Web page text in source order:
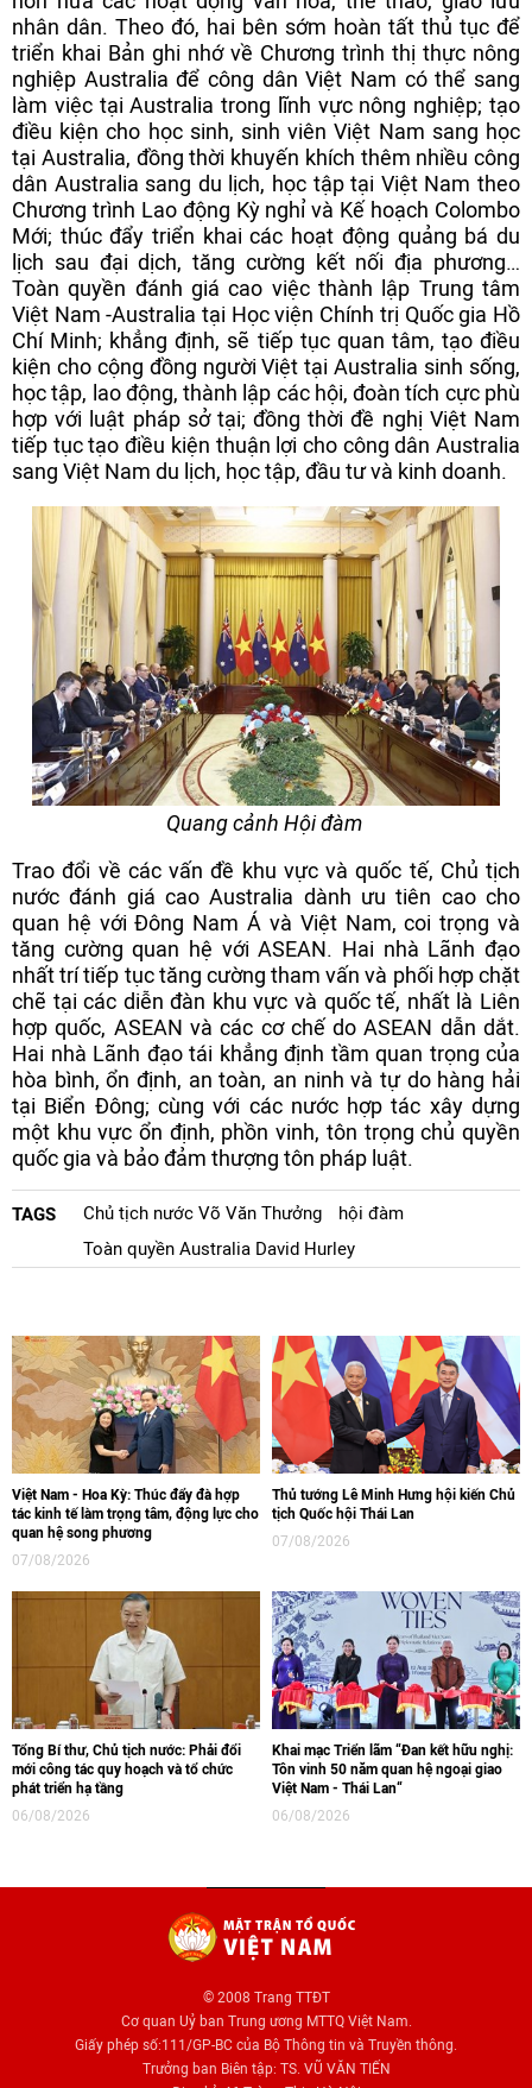
nhân dân. Theo đó, hai bên sớm hoàn tất thủ tục để
triển khai Bản ghi nhớ về Chương trình thị thực nông
nghiệp Australia để công dân Việt Nam có thể sang
làm việc tại Australia trong lĩnh vực nông nghiệp; tạo
điều kiện cho học sinh, sinh viên Việt Nam sang học
tại Australia, đồng thời khuyến khích thêm nhiều công
dân Australia sang du lịch, học tập tại Việt Nam theo
Chương trình Lao động Kỳ nghỉ và Kế hoạch Colombo
Mới; thúc đẩy triển khai các hoạt động quảng bá du
lịch sau đại dịch, tăng cường kết nối địa phương…
Toàn quyền đánh giá cao việc thành lập Trung tâm
Việt Nam -Australia tại Học viện Chính trị Quốc gia Hồ
Chí Minh; khẳng định, sẽ tiếp tục quan tâm, tạo điều
kiện cho cộng đồng người Việt tại Australia sinh sống,
học tập, lao động, thành lập các hội, đoàn tích cực phù
hợp với luật pháp sở tại; đồng thời đề nghị Việt Nam
tiếp tục tạo điều kiện thuận lợi cho công dân Australia
sang Việt Nam du lịch, học tập, đầu tư và kinh doanh.
Quang cảnh Hội đàm
Trao đổi về các vấn đề khu vực và quốc tế, Chủ tịch
nước đánh giá cao Australia dành ưu tiên cao cho
quan hệ với Đông Nam Á và Việt Nam, coi trọng và
tăng cường quan hệ với ASEAN. Hai nhà Lãnh đạo
nhất trí tiếp tục tăng cường tham vấn và phối hợp chặt
chẽ tại các diễn đàn khu vực và quốc tế, nhất là Liên
hợp quốc, ASEAN và các cơ chế do ASEAN dẫn dắt.
Hai nhà Lãnh đạo tái khẳng định tầm quan trọng của
hòa bình, ổn định, an toàn, an ninh và tự do hàng hải
tại Biển Đông; cùng với các nước hợp tác xây dựng
một khu vực ổn định, phồn vinh, tôn trọng chủ quyền
quốc gia và bảo đảm thượng tôn pháp luật.
TAGS Chủ tịch nước Võ Văn Thưởng
hội đàm
Toàn quyền Australia David Hurley
Việt Nam - Hoa Kỳ: Thúc đẩy đà hợp
tác kinh tế làm trọng tâm, động lực cho
quan hệ song phương
07/08/2026
Thủ tướng Lê Minh Hưng hội kiến Chủ
tịch Quốc hội Thái Lan
07/08/2026
Tổng Bí thư, Chủ tịch nước: Phải đổi
mới công tác quy hoạch và tổ chức
phát triển hạ tầng
06/08/2026
Khai mạc Triển lãm “Đan kết hữu nghị:
Tôn vinh 50 năm quan hệ ngoại giao
Việt Nam - Thái Lan“
06/08/2026
© 2008 Trang TTĐT
Cơ quan Uỷ ban Trung ương MTTQ Việt Nam.
Giấy phép số:111/GP-BC của Bộ Thông tin và Truyền thông.
Trưởng ban Biên tập: TS. VŨ VĂN TIẾN